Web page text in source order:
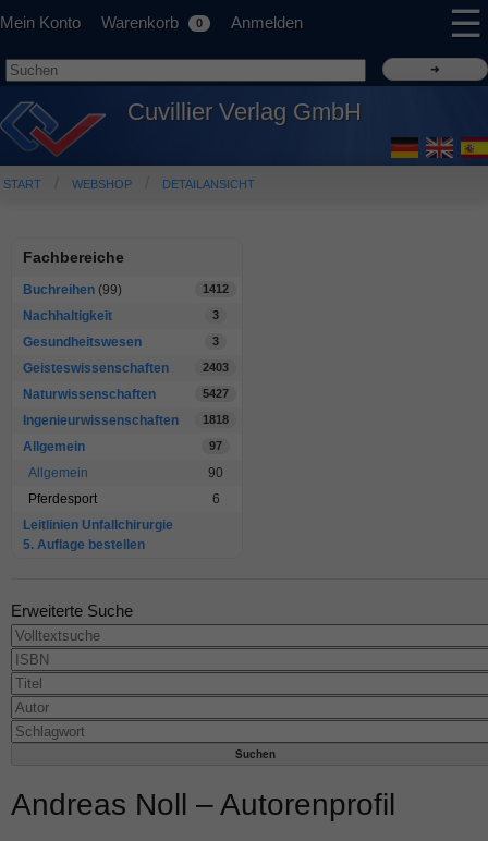
Mein Konto Warenkorb 0 Anmelden ☰
Cuvillier Verlag GmbH
START WEBSHOP DETAILANSICHT
Fachbereiche
Buchreihen (99) 1412
Nachhaltigkeit 3
Gesundheitswesen 3
Geisteswissenschaften 2403
Naturwissenschaften 5427
Ingenieurwissenschaften 1818
Allgemein 97
Allgemein
90
Pferdesport
6
Leitlinien Unfallchirurgie
5. Auflage bestellen
Erweiterte Suche
Andreas Noll – Autorenprofil